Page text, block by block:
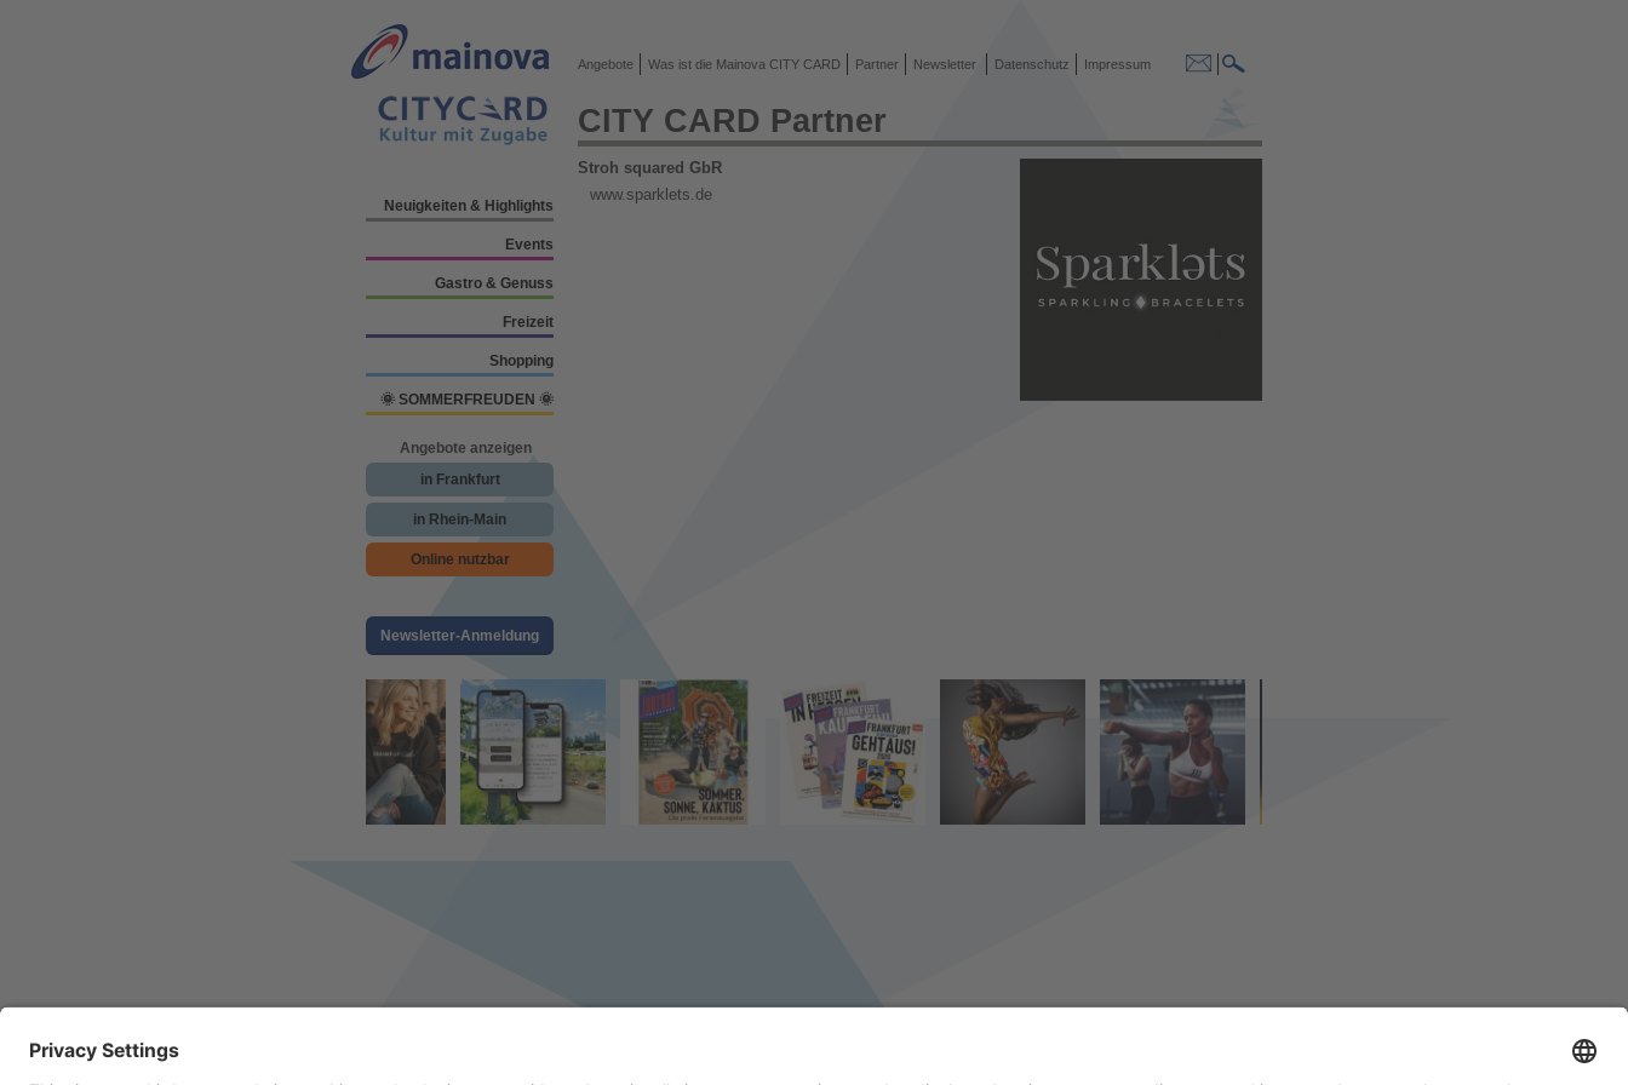
Neuigkeiten & Highlights
Events
Gastro & Genuss
Freizeit
Shopping
🌞 SOMMERFREUDEN 🌞
Angebote anzeigen
in Frankfurt
in Rhein-Main
Online nutzbar
Angebote Was ist die Mainova CITY CARD Partner Newsletter Datenschutz Impressum
CITY CARD Partner
Stroh squared GbR
www.sparklets.de